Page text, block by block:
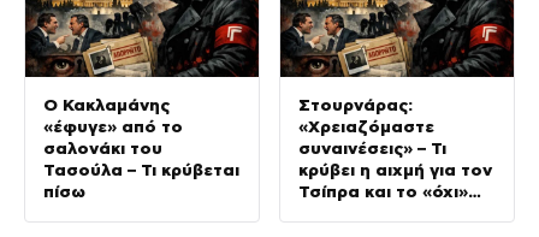
Ο Κακλαμάνης
«έφυγε» από το
σαλονάκι του
Τασούλα – Τι κρύβεται
πίσω
Στουρνάρας:
«Χρειαζόμαστε
συναινέσεις» – Τι
κρύβει η αιχμή για τον
Τσίπρα και το «όχι»